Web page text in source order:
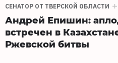
СЕНАТОР ОТ ТВЕРСКОЙ ОБЛАСТИ
Андрей Епишин:
встречен в
Ржевской битвы